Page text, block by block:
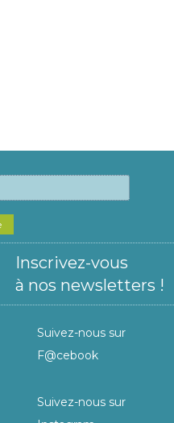
Inscrivez-vous
à nos newsletters !
Suivez-nous sur
F@cebook
Suivez-nous sur